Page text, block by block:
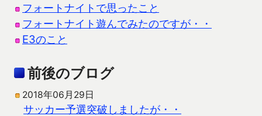
フォートナイトで思ったこと
フォートナイト遊んでみたのですが・・
E3のこと
前後のブログ
2018年06月29日
サッカー予選突破しましたが・・